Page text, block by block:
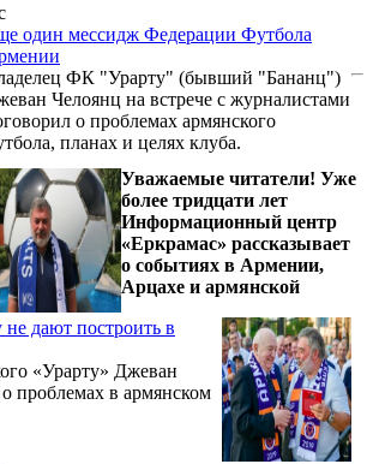
один мессидж Федерации Футбола
ФК "Урарту" (бывший "Бананц")
Челоянц на встрече с журналистами
о проблемах армянского
планах и целях клуба.
дают построить в
«Урарту» Джеван
проблемах в армянском
Уважаемые читатели! Уже
более тридцати лет
Информационный центр
«Еркрамас» рассказывает
о событиях в Армении,
Арцахе и армянской